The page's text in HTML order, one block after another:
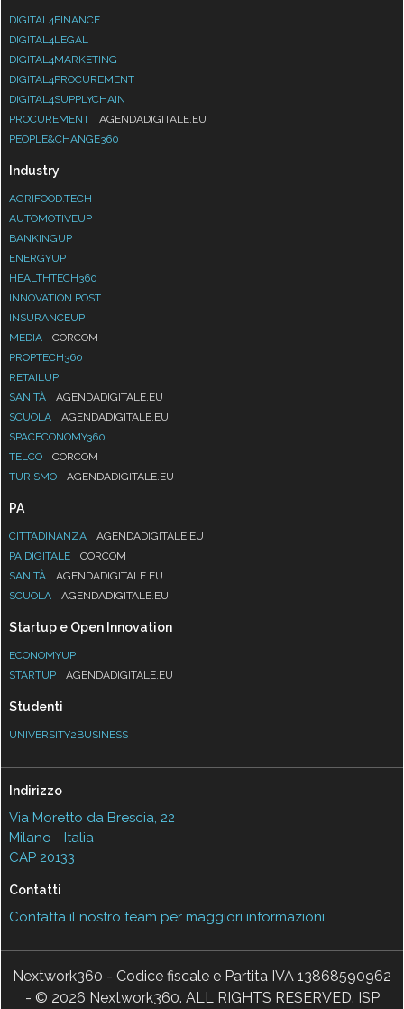
DIGITAL4FINANCE
DIGITAL4LEGAL
DIGITAL4MARKETING
DIGITAL4PROCUREMENT
DIGITAL4SUPPLYCHAIN
PROCUREMENT
AGENDADIGITALE.EU
PEOPLE&CHANGE360
Industry
AGRIFOOD.TECH
AUTOMOTIVEUP
BANKINGUP
ENERGYUP
HEALTHTECH360
INNOVATION POST
INSURANCEUP
MEDIA
CORCOM
PROPTECH360
RETAILUP
SANITÀ
AGENDADIGITALE.EU
SCUOLA
AGENDADIGITALE.EU
SPACECONOMY360
TELCO
CORCOM
TURISMO
AGENDADIGITALE.EU
PA
CITTADINANZA
AGENDADIGITALE.EU
PA DIGITALE
CORCOM
SANITÀ
AGENDADIGITALE.EU
SCUOLA
AGENDADIGITALE.EU
Startup e Open Innovation
ECONOMYUP
STARTUP
AGENDADIGITALE.EU
Studenti
UNIVERSITY2BUSINESS
Indirizzo
Via Moretto da Brescia, 22
Milano - Italia
CAP 20133
Contatti
Contatta il nostro team per maggiori informazioni
Nextwork360 - Codice fiscale e Partita IVA 13868590962
- © 2026 Nextwork360. ALL RIGHTS RESERVED. ISP